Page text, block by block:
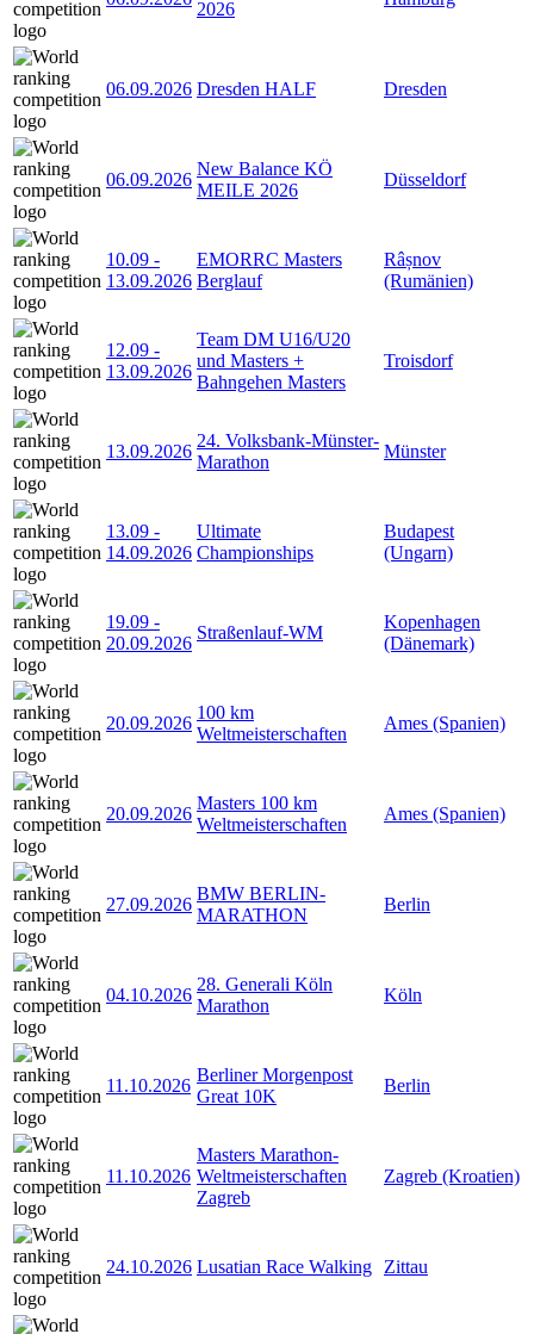
2026
06.09.2026 Dresden HALF Dresden
06.09.2026
New Balance KÖ
MEILE 2026
Düsseldorf
10.09 -
13.09.2026
EMORRC Masters
Berglauf
Râșnov
(Rumänien)
12.09 -
13.09.2026
Team DM U16/U20
und Masters +
Bahngehen Masters
Troisdorf
13.09.2026
24. Volksbank-Münster-
Marathon
Münster
13.09 -
14.09.2026
Ultimate
Championships
Budapest
(Ungarn)
19.09 -
20.09.2026
Straßenlauf-WM
Kopenhagen
(Dänemark)
20.09.2026
100 km
Weltmeisterschaften
Ames (Spanien)
20.09.2026
Masters 100 km
Weltmeisterschaften
Ames (Spanien)
27.09.2026
BMW BERLIN-
MARATHON
Berlin
04.10.2026
28. Generali Köln
Marathon
Köln
11.10.2026
Berliner Morgenpost
Great 10K
Berlin
11.10.2026
Masters Marathon-
Weltmeisterschaften
Zagreb
Zagreb (Kroatien)
24.10.2026 Lusatian Race Walking Zittau